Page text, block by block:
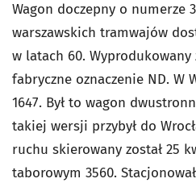
Wagon doczepny o numerze
warszawskich tramwajów
w latach 60. Wyprodukowany
fabryczne oznaczenie ND. W
1647. Był to wagon
takiej wersji przybył do
ruchu skierowany został 25
taborowym 3560.